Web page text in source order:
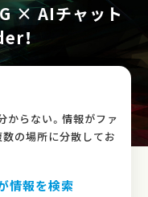
× AIチャット
！
からない。情報がファ
の場所に分散してお
情報を検索